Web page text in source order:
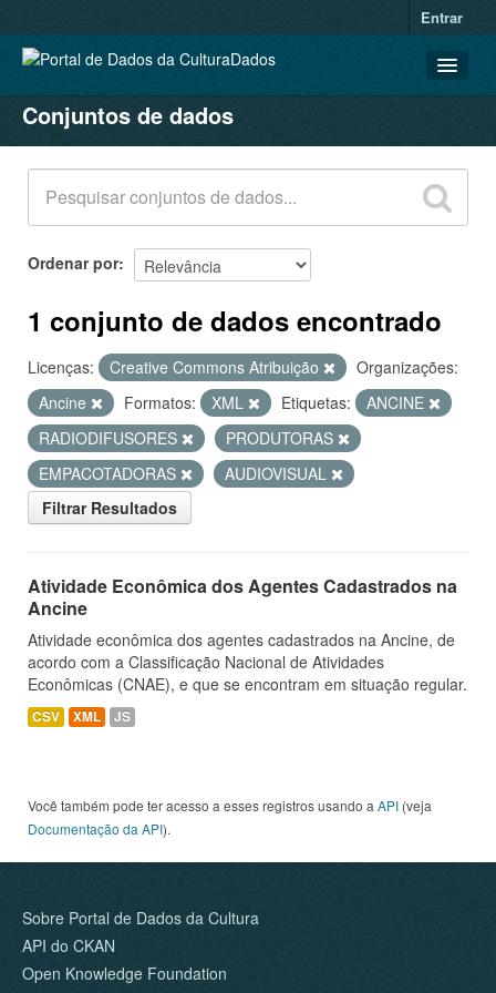
Entrar
CONJUNTOS DE DADOS
ORGANIZAÇÕES
GRUPOS
SOBRE
Conjuntos de dados
Ordenar por
1 conjunto de dados encontrado
Licenças: Creative Commons Atribuição
Organizações:
Ancine
Formatos: XML Etiquetas:
ANCINE
RADIODIFUSORES
PRODUTORAS
EMPACOTADORAS
AUDIOVISUAL
Filtrar Resultados
Atividade Econômica dos Agentes Cadastrados na
Ancine
Atividade econômica dos agentes cadastrados na Ancine, de
acordo com a Classificação Nacional de Atividades
Econômicas (CNAE), e que se encontram em situação regular.
CSV XML JS
Você também pode ter acesso a esses registros usando a API (veja
Documentação da API).
Sobre Portal de Dados da Cultura
API do CKAN
Open Knowledge Foundation